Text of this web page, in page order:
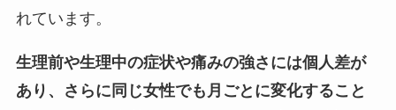
れています。
生理前や生理中の症状や痛みの強さには個人差が
あり、さらに同じ女性でも月ごとに変化すること